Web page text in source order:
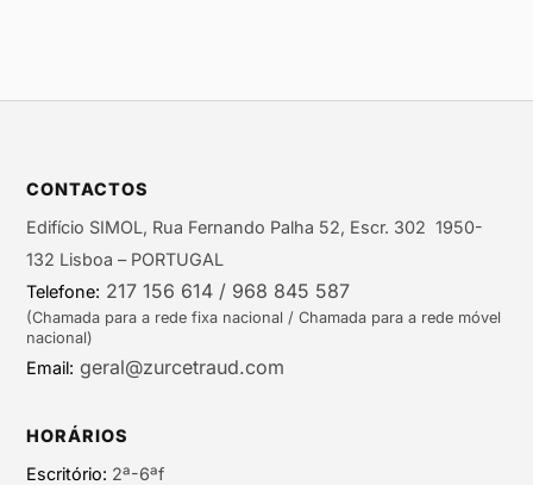
CONTACTOS
Edifício SIMOL, Rua Fernando Palha 52, Escr. 302 1950-
132 Lisboa – PORTUGAL
Telefone: 217 156 614 / 968 845 587
(Chamada para a rede fixa nacional / Chamada para a rede móvel
nacional)
Email: geral@zurcetraud.com
HORÁRIOS
Escritório: 2ª-6ªf